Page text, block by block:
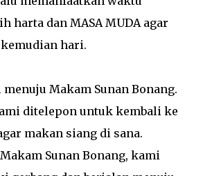
harta dan MASA MUDA agar
hari.
Makam Sunan Bonang.
ditelepon untuk kembali ke
makan siang di sana.
Sunan Bonang, kami